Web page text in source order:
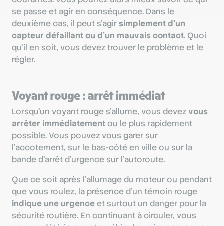
se passe et agir en conséquence. Dans le
deuxième cas, il peut s’agirsimplement d’un
capteur défaillant ou d’un mauvais contact. Quoi
qu’il en soit, vous devez trouver le problème et le
régler.
Voyant rouge : arrêt immédiat
Lorsqu’un voyant rouge s’allume, vous devezvous
arrêter immédiatementou le plus rapidement
possible. Vous pouvez vous garer sur
l’accotement, sur le bas-côté en ville ou sur la
bande d’arrêt d’urgence sur l’autoroute.
Que ce soit après l’allumage du moteur ou pendant
que vous roulez, la présence d’un témoin rouge
indique une urgenceet surtout un danger pour la
sécurité routière. En continuant à circuler, vous